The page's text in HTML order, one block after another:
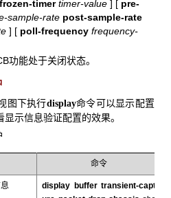
timertimer-value ] [ pre-
sample-ratepost-sample-rate
] [poll-frequency frequency-
功能处于关闭状态。
图下执行display命令可以显示配置
示信息验证配置的效果。
命令
display buffer transient-capt